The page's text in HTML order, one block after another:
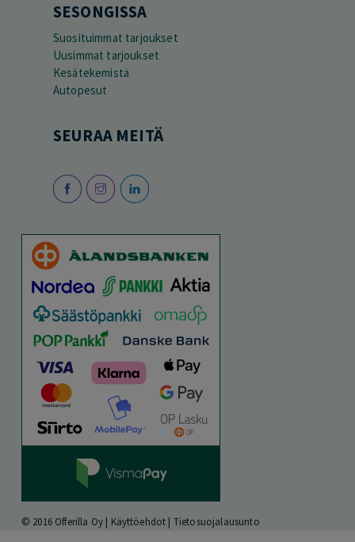
SESONGISSA
Suosituimmat tarjoukset
Uusimmat tarjoukset
Kesätekemistä
Autopesut
SEURAA MEITÄ
© 2016 Offerilla Oy | Käyttöehdot | Tietosuojalausunto